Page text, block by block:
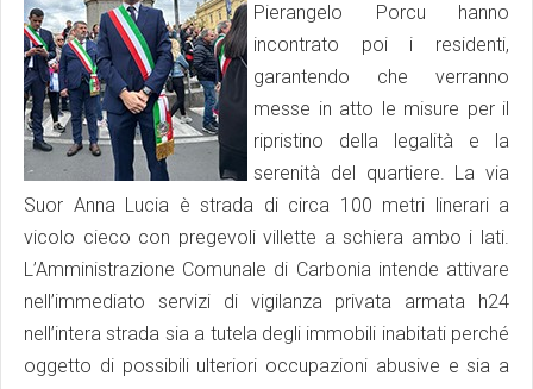
Pierangelo Porcu hanno
incontrato poi i residenti,
garantendo che verranno
messe in atto le misure per il
ripristino della legalità e la
serenità del quartiere. La via
Suor Anna Lucia è strada di circa 100 metri linerari a
vicolo cieco con pregevoli villette a schiera ambo i lati.
L’Amministrazione Comunale di Carbonia intende attivare
nell’immediato servizi di vigilanza privata armata h24
nell’intera strada sia a tutela degli immobili inabitati perché
oggetto di possibili ulteriori occupazioni abusive e sia a